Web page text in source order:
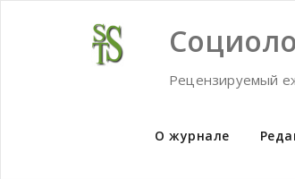
Рецензируемый
О журнале